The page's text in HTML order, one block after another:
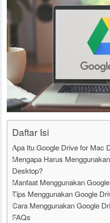
Daftar Isi
Apa Itu Google Drive for Mac
Mengapa Harus
Desktop?
Manfaat Menggunakan
Tips Menggunakan Google
Cara Menggunakan Google
FAQs